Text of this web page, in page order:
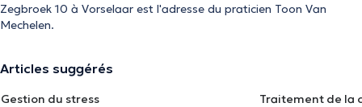
Zegbroek 10 à Vorselaar est l'adresse du praticien Toon Van
Mechelen.
Articles suggérés
Gestion du stress
Traitement de la